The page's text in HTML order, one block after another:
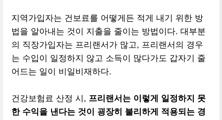
지역가입자는 건보료를 어떻게든 적게 내기 위한 방
법을 알아내는 것이 지출을 줄이는 방법이다. 대부분
의 직장가입자는 프리랜서가 많고, 프리랜서의 경우
는 수입이 일정하지 않고 소득이 많다가도 갑자기 줄
어드는 일이 비일비재하다.
건강보험료 산정 시, 프리랜서는 이렇게 일정하지 못
한 수익을 낸다는 것이 굉장히 불리하게 적용되는 경